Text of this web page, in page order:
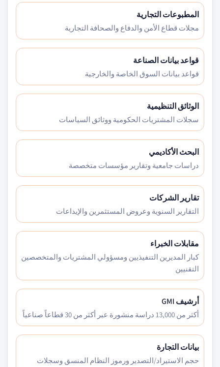
المطبوعات التجارية
مجلات قطاع الأمن والدفاع والصحافة التجارية
قواعد بيانات الصناعة
قواعد بيانات السوق الخاصة والخارجية
الوثائق التنظيمية
سجلات المشتريات الحكومية ووثائق السياسات
البحث الأكاديمي
دراسات جامعية وتقارير مؤسسات متخصصة
تقارير الشركات
التقارير السنوية وعروض المستثمرين والإيداعات
مقابلات الخبراء
كبار المديرين التنفيذيين ومسؤولي المشتريات والمتخصصين
التقنيين
أرشيف GMI
أكثر من 13,000 دراسة منشورة عبر أكثر من 30 قطاعاً صناعياً
بيانات التجارة
حجم الاستيراد/التصدير ورموز النظام المنسق وسجلات